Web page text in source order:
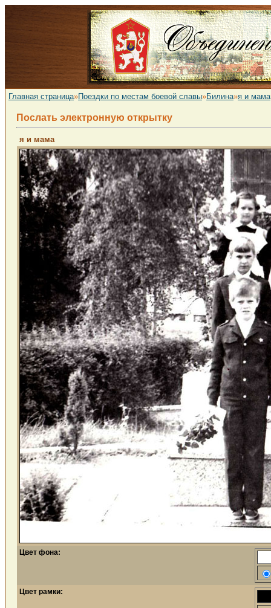
Главная страница»Поездки по местам боевой славы»Билина»я и мама
Послать электронную открытку
я и мама
Цвет фона:
Цвет рамки: